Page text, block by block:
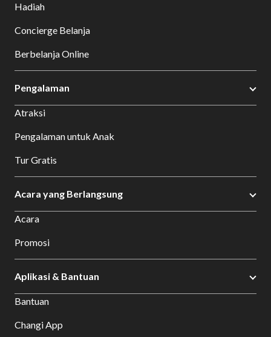
Hadiah
Concierge Belanja
Berbelanja Online
Pengalaman
Atraksi
Pengalaman untuk Anak
Tur Gratis
Acara yang Berlangsung
Acara
Promosi
Aplikasi & Bantuan
Bantuan
Changi App